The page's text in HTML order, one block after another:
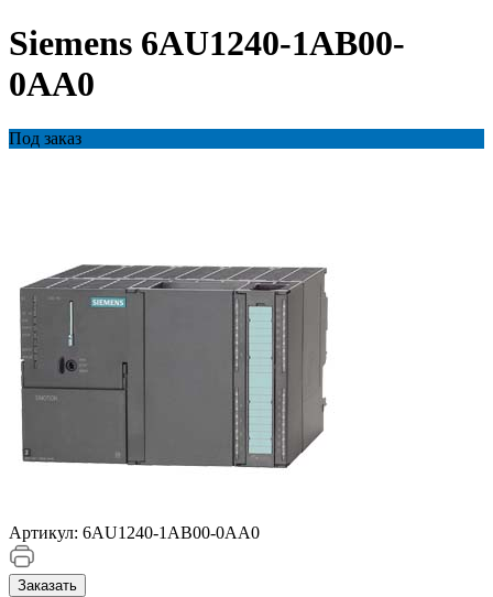
Siemens 6AU1240-1AB00-
0AA0
Под заказ
Артикул: 6AU1240-1AB00-0AA0
Заказать